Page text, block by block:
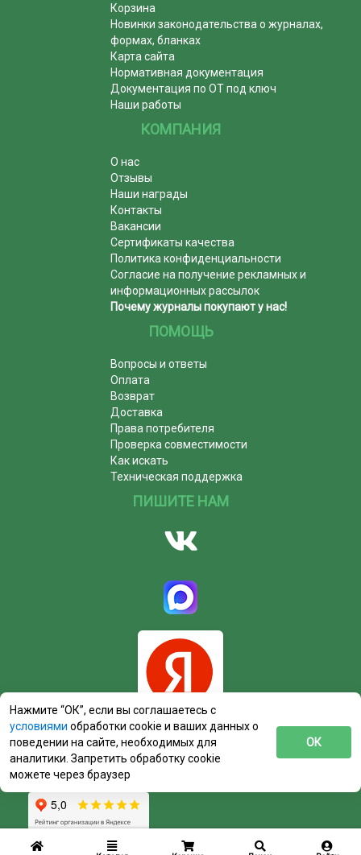
Корзина
Новинки законодательства о журналах,
формах, бланках
Карта сайта
Нормативная документация
Документация по ОТ под ключ
Наши работы
КОМПАНИЯ
О нас
Отзывы
Наши награды
Контакты
Вакансии
Сертификаты качества
Политика конфиденциальности
Согласие на получение рекламных и
информационных рассылок
Почему журналы покупают у нас!
ПОМОЩЬ
Вопросы и ответы
Оплата
Возврат
Доставка
Права потребителя
Проверка совместимости
Как искать
Техническая поддержка
ПИШИТЕ НАМ
Нажмите “ОК”, если вы соглашаетесь с
условиями обработки cookie и ваших данных о
поведении на сайте, необходимых для
аналитики. Запретить обработку cookie
можете через браузер
ОК